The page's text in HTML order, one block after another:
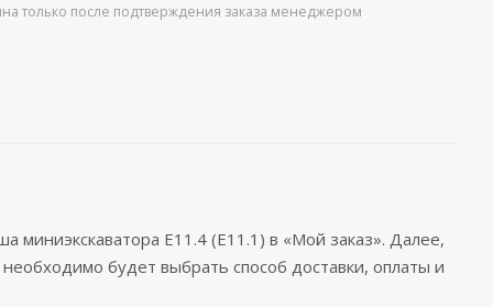
только после подтверждения заказа менеджером
E11.4 (E11.1) в «Мой заказ». Далее,
будет выбрать способ доставки, оплаты и